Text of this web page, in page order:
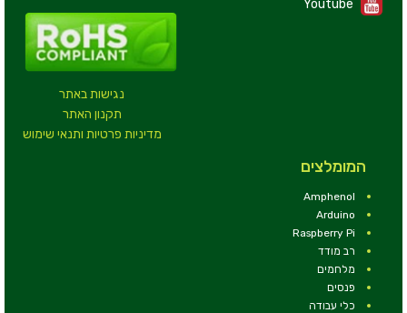
נגישות באתר
תקנון האתר
מדיניות פרטיות ותנאי שימוש
Youtube
המומלצים
Amphenol
Arduino
Raspberry Pi
רב מודד
מלחמים
פנסים
כלי עבודה